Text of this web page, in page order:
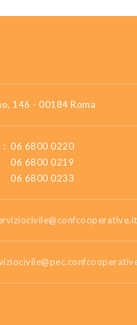
146 - 00184 Roma
: 06 6800 0220
06 6800 0219
06 6800 0233